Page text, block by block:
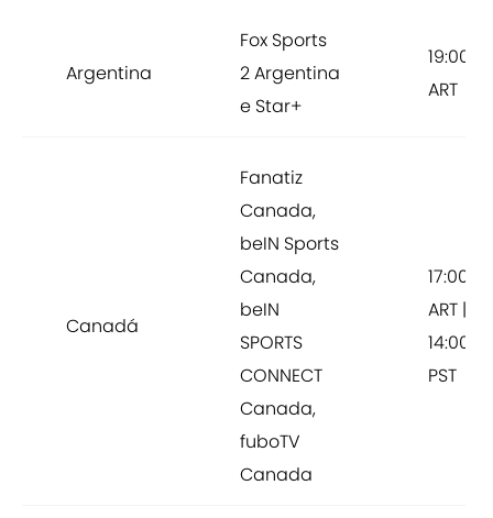
Argentina
Fox Sports
2 Argentina
e Star+
19:00
ART
Canadá
Fanatiz
Canada,
beIN Sports
Canada,
beIN
SPORTS
CONNECT
Canada,
fuboTV
Canada
17:00
ART |
14:00
PST